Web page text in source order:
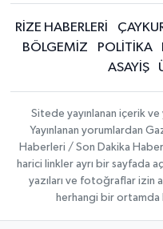
RİZE HABERLERİ
BÖLGEMİZ
POLİTİKA
ASAYİŞ
Sitede yayınlanan içerik
Yayınlanan yorumlardan
Haberleri / Son Dakika
harici linkler ayrı bir sayfada
yazıları ve fotoğraflar izin
herhangi bir ortamda